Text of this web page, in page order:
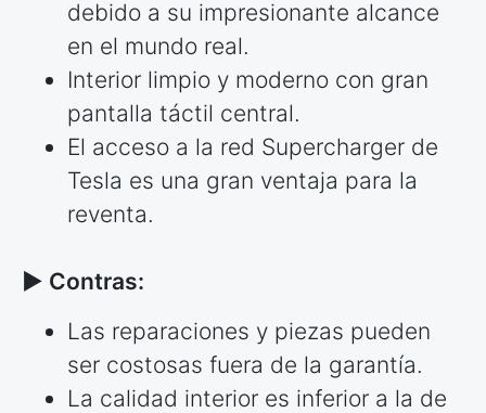
debido a su impresionante alcance
en el mundo real.
Interior limpio y moderno con gran
pantalla táctil central.
El acceso a la red Supercharger de
Tesla es una gran ventaja para la
reventa.
► Contras:
Las reparaciones y piezas pueden
ser costosas fuera de la garantía.
La calidad interior es inferior a la de